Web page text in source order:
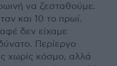
να ζεσταθούμε.
και 10 το πρωί.
δεν είχαμε
Περίεργο
χωρίς κόσμο, αλλά